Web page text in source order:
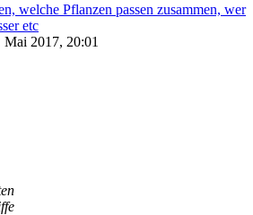
welche Pflanzen passen zusammen, wer
etc
2017, 20:01